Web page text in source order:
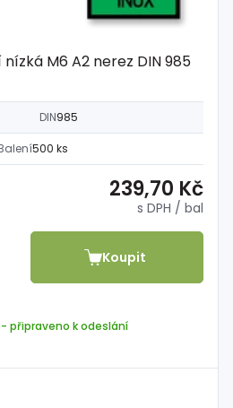
M6 A2 nerez DIN 985
DIN985
500 ks
239,70 Kč
s DPH / bal
Koupit
připraveno k odeslání